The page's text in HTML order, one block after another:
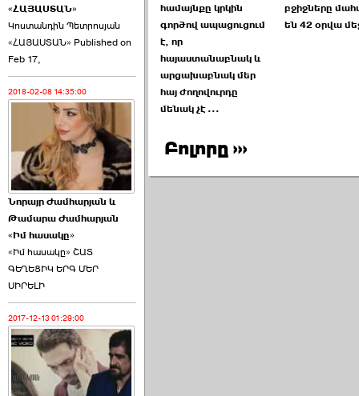
Այս ընդդիմությունը
կվերցնի ›››
2026-06-09 00:41:00
Որպես ընդդիմադիր
ընտրող՝ ›››
«ՀԱՅԱՍՏԱՆ»
Կոստանդին Պետրոսյան
«ՀԱՅԱՍՏԱՆ» Published on
Feb 17,
2018-02-08 14:35:00
Նորայր Ժամհարյան և
Թամարա Ժամհարյան
«Իմ հասակը»
«Իմ հասակը» ՇԱՏ
ԳԵՂԵՑԻԿ ԵՐԳ ՄԵՐ
ՍԻՐԵԼԻ
2017-12-13 01:29:00
համայնքը կրկին
գործով ապացուցում
է, որ
հայաստանաբնակ և
արցախաբնակ մեր
հայ ժողովուրդը
մենակ չէ ...
բջիջները
են 42 օրվա
Բոլորը ›››